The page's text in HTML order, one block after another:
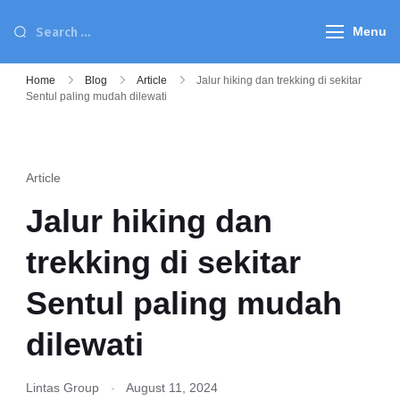
Menu
Home Blog Article
Jalur hiking dan trekking di sekitar
Sentul paling mudah dilewati
Article
Jalur hiking dan
trekking di sekitar
Sentul paling mudah
dilewati
Lintas Group August 11, 2024